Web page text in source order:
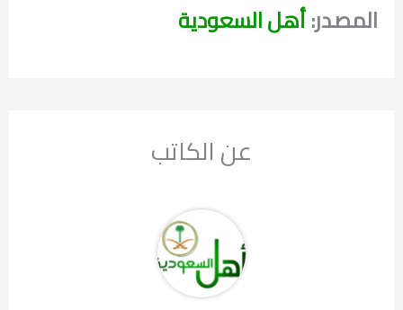
المصدر:أهل السعودية
عن الكاتب